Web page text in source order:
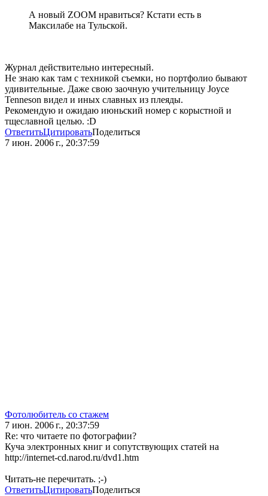
А новый ZOOM нравиться? Кстати есть в
Максилабе на Тульской.
Журнал действительно интересный.
Не знаю как там с техникой съемки, но портфолио бывают
удивительные. Даже свою заочную учительницу Joyce
Tenneson видел и иных славных из плеяды.
Рекомендую и ожидаю июньский номер с корыстной и
тщеславной целью. :D
ОтветитьЦитироватьПоделиться
7 июн. 2006 г., 20:37:59
Фотолюбитель со стажем
7 июн. 2006 г., 20:37:59
Re: что читаете по фотографии?
Куча электронных книг и сопутствующих статей на
http://internet-cd.narod.ru/dvd1.htm
Читать-не перечитать. ;-)
ОтветитьЦитироватьПоделиться